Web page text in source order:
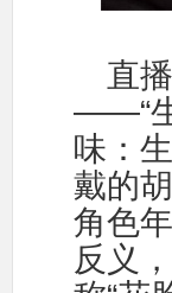
直
——“
味：
戴的
角色
反义